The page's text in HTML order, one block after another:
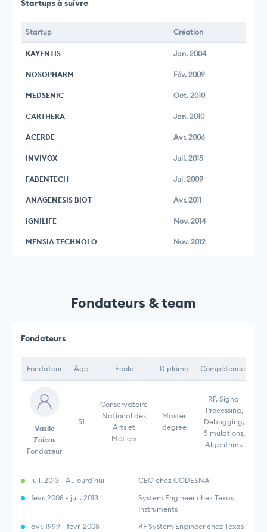
Startups à suivre
Startup Création
KAYENTIS Jan. 2004
NOSOPHARM Fév. 2009
MEDSENIC Oct. 2010
CARTHERA Jan. 2010
ACERDE Avr. 2006
INVIVOX Juil. 2015
FABENTECH Jui. 2009
ANAGENESIS BIOT Avr. 2011
IGNILIFE Nov. 2014
MENSIA TECHNOLO Nov. 2012
Fondateurs & team
Fondateurs
Fondateur Âge École Diplôme Compétences
Vasile
Zoicas
Fondateur
51
Conservatoire
National des
Arts et
Métiers
Master
degree
RF, Signal
Processing,
Debugging,
Simulations,
Algorithms,
juil. 2013 - Aujourd'hui
CEO chez CODESNA
fevr. 2008 - juil. 2013
System Engineer chez Texas
Instruments
avr. 1999 - fevr. 2008
RF System Engineer chez Texas